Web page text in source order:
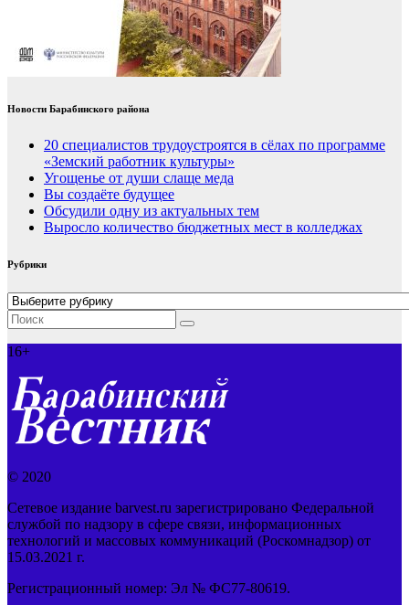
Новости Барабинского района
20 специалистов трудоустроятся в сёлах по программе
«Земский работник культуры»
Угощенье от души слаще меда
Вы создаёте будущее
Обсудили одну из актуальных тем
Выросло количество бюджетных мест в колледжах
Рубрики
Рубрики
16+
© 2020
Сетевое издание barvest.ru зарегистрировано Федеральной
службой по надзору в сфере связи, информационных
технологий и массовых коммуникаций (Роскомнадзор) от
15.03.2021 г.
Регистрационный номер: Эл № ФС77-80619.